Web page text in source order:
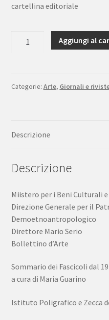
cartellina editoriale
Fascicoli
2002
quantità
Aggiungi al
Categorie: Arte, Giornali e
Descrizione
Descrizione
Miistero per i Beni Culturali
Direzione Generale per il
Demoetnoantropologico
Direttore Mario Serio
Bollettino d’Arte
Sommario dei Fascicoli dal
a cura di Maria Guarino
Istituto Poligrafico e Zecca